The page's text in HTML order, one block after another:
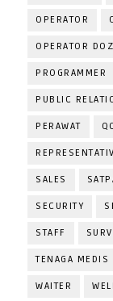
OPERATOR
OPERATOR
PROGRAMMER
PUBLIC
PERAWAT QC
SALES
SECURITY
STAFF
TENAGA MEDIS
WAITER